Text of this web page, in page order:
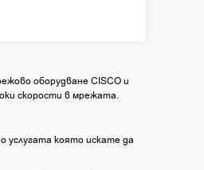
оборудване CISCO и
скорости в мрежата.
услугата която искате да